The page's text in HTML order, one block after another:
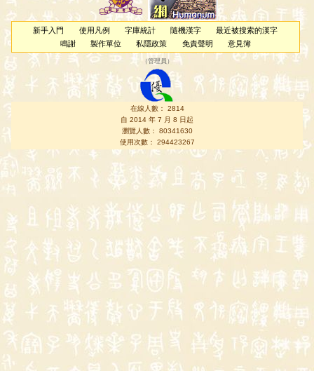
新手入門 使用凡例 字庫統計 隨機漢字
最近被搜索的漢字
鳴謝
製作單位 私隱政策 免責聲明 意見簿
（管理員 ）
在線人數： 2814
自 2014 年 7 月 8 日起
瀏覽人數： 80341630
使用次數： 294423267